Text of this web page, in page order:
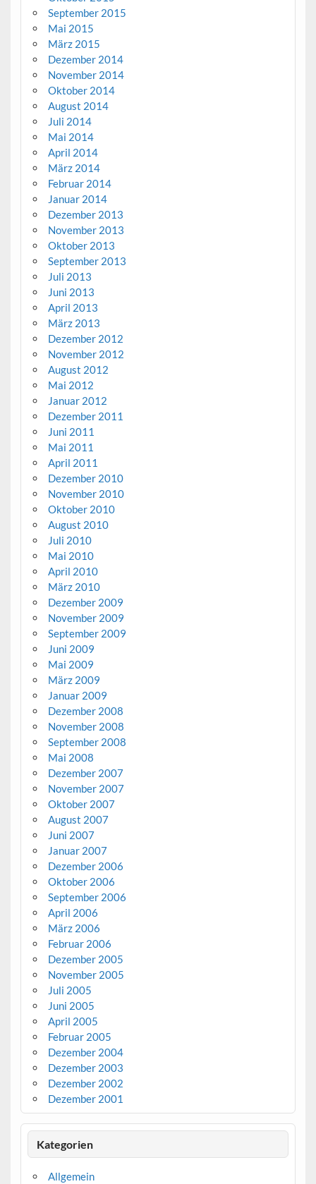
September 2015
Mai 2015
März 2015
Dezember 2014
November 2014
Oktober 2014
August 2014
Juli 2014
Mai 2014
April 2014
März 2014
Februar 2014
Januar 2014
Dezember 2013
November 2013
Oktober 2013
September 2013
Juli 2013
Juni 2013
April 2013
März 2013
Dezember 2012
November 2012
August 2012
Mai 2012
Januar 2012
Dezember 2011
Juni 2011
Mai 2011
April 2011
Dezember 2010
November 2010
Oktober 2010
August 2010
Juli 2010
Mai 2010
April 2010
März 2010
Dezember 2009
November 2009
September 2009
Juni 2009
Mai 2009
März 2009
Januar 2009
Dezember 2008
November 2008
September 2008
Mai 2008
Dezember 2007
November 2007
Oktober 2007
August 2007
Juni 2007
Januar 2007
Dezember 2006
Oktober 2006
September 2006
April 2006
März 2006
Februar 2006
Dezember 2005
November 2005
Juli 2005
Juni 2005
April 2005
Februar 2005
Dezember 2004
Dezember 2003
Dezember 2002
Dezember 2001
Kategorien
Allgemein